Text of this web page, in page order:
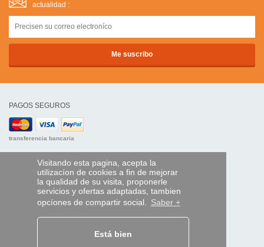
Visitando esta pagina, acepta la
utilizacíon de cookies a fin de mejorar
la qualidad de su visita, proponerle
servicios y ofertas adaptadas, tambien
opcíones de compartir social. Saber +
Está bien
actualidad :
PAGOS SEGUROS
transferencia bancaria
AYUDA Y SERVICIOS
Localice su envío
MANDO EXPRESS
¿Quiénes somos?